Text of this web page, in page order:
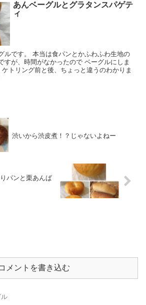
あんベーグルとグラタンスパゲテ
ィ
ルです。 本当は食パンとかふわふわ生地の
すが、時間がなかったので ベーグルにしま
トリング前と後、ちょっと違うのわかりま
渋いから渋皮煮！？じゃないよねー
パンと栗あんぱ
メントを書き込む